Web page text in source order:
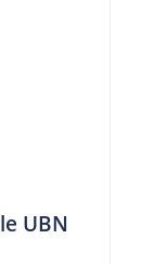
UBN